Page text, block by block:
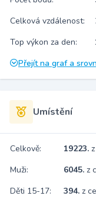
Celková vzdálenost:
Top výkon za den:
Přejít na graf a
Umístění
Celkově: 19223.
Muži:
6045. z
Děti 15-17:
394. z